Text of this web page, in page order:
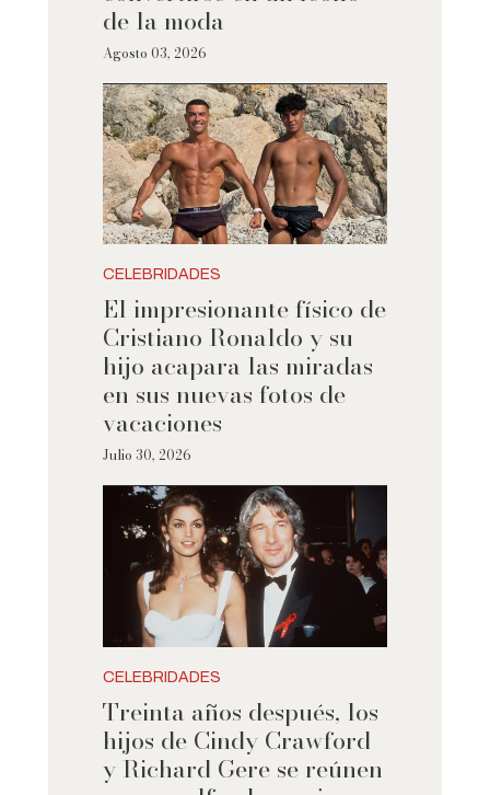
de la moda
Agosto 03, 2026
CELEBRIDADES
El impresionante físico de
Cristiano Ronaldo y su
hijo acapara las miradas
en sus nuevas fotos de
vacaciones
Julio 30, 2026
CELEBRIDADES
Treinta años después, los
hijos de Cindy Crawford
y Richard Gere se reúnen